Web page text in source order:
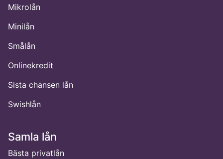
Mikrolån
Minilån
Smålån
Onlinekredit
Sista chansen lån
Swishlån
Samla lån
Bästa privatlån